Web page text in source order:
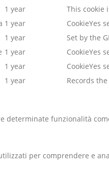
1 year
This cookie
1 year
CookieYes
1 year
Set by the
1 year
CookieYes
1 year
CookieYes
1 year
Records
determinate funzionalità
per comprendere e